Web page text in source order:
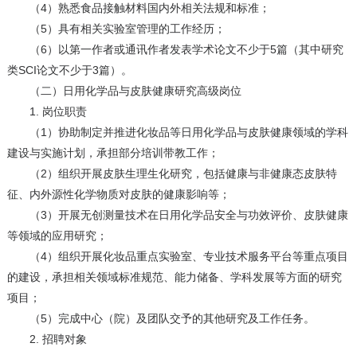
（4）熟悉食品接触材料国内外相关法规和标准；
（5）具有相关实验室管理的工作经历；
（6）以第一作者或通讯作者发表学术论文不少于5篇（其中研究
类SCI论文不少于3篇）。
（二）日用化学品与皮肤健康研究高级岗位
1. 岗位职责
（1）协助制定并推进化妆品等日用化学品与皮肤健康领域的学科
建设与实施计划，承担部分培训带教工作；
（2）组织开展皮肤生理生化研究，包括健康与非健康态皮肤特
征、内外源性化学物质对皮肤的健康影响等；
（3）开展无创测量技术在日用化学品安全与功效评价、皮肤健康
等领域的应用研究；
（4）组织开展化妆品重点实验室、专业技术服务平台等重点项目
的建设，承担相关领域标准规范、能力储备、学科发展等方面的研究
项目；
（5）完成中心（院）及团队交予的其他研究及工作任务。
2. 招聘对象